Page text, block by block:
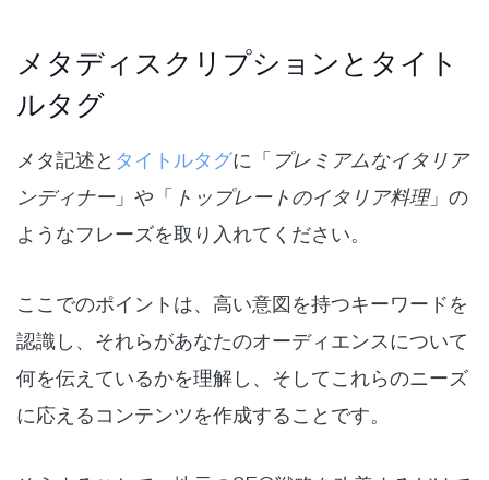
メタディスクリプションとタイト
ルタグ
メタ記述と タイトルタグに「プレミアムなイタリア
ンディナー」や「 トップレートのイタリア料理」の
ようなフレーズを取り入れてください。
ここでのポイントは、高い意図を持つキーワードを
認識し、それらがあなたのオーディエンスについて
何を伝えているかを理解し、そしてこれらのニーズ
に応えるコンテンツを作成することです。